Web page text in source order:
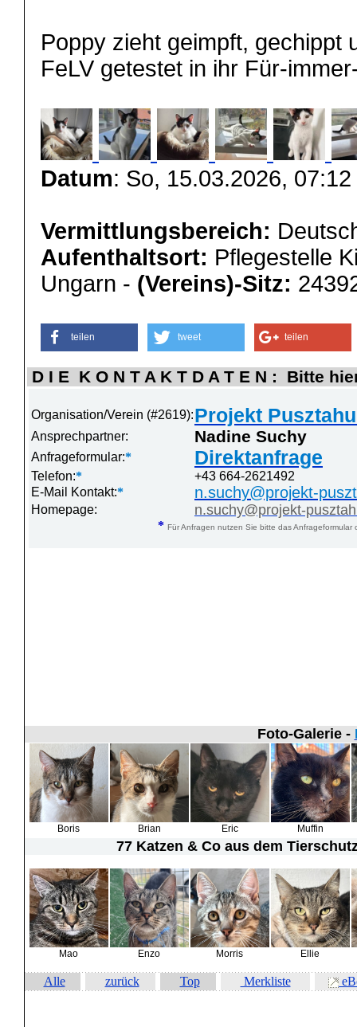
Poppy zieht geimpft, gechippt
FeLV getestet in ihr Für-
Datum: So, 15.03.2026,
Vermittlungsbereich:
Aufenthaltsort: Pflegestelle
Ungarn - (Vereins)-Sitz:
teilen tweet teilen
D I E K O N T A K T D A T E N : Bitte
Organisation/Verein (#2619):Projekt
Ansprechpartner: Nadine Suchy
Anfrageformular:* Direktanfrage
Telefon:*
+43 664-2621492
E-Mail Kontakt:* n.suchy@projekt-
Homepage: n.suchy@projekt-
* Für Anfragen nutzen Sie bitte das
Foto-Galerie -
Boris Brian Eric Muffin
77 Katzen & Coaus dem
Mao Enzo Morris Ellie
Alle zurück Top Merkliste